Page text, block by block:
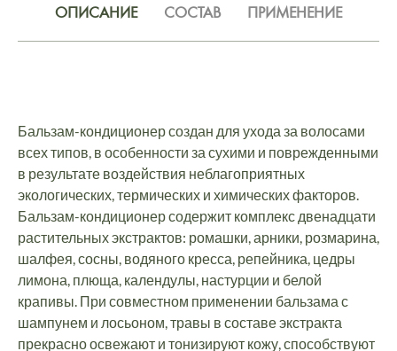
ОПИСАНИЕ СОСТАВ ПРИМЕНЕНИЕ
Бальзам-кондиционер создан для ухода за волосами
всех типов, в особенности за сухими и поврежденными
в результате воздействия неблагоприятных
экологических, термических и химических факторов.
Бальзам-кондиционер содержит комплекс двенадцати
растительных экстрактов: ромашки, арники, розмарина,
шалфея, сосны, водяного кресса, репейника, цедры
лимона, плюща, календулы, настурции и белой
крапивы. При совместном применении бальзама с
шампунем и лосьоном, травы в составе экстракта
прекрасно освежают и тонизируют кожу, способствуют